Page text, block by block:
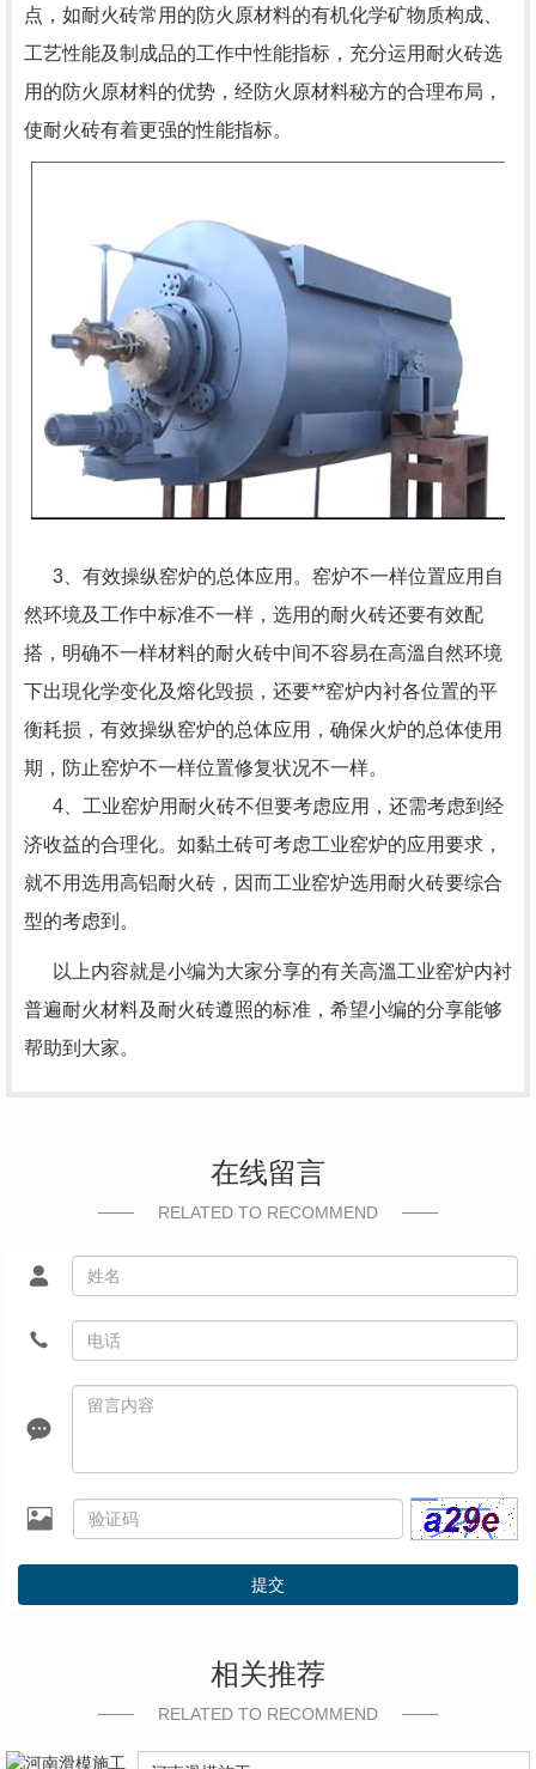
点，如耐火砖常用的防火原材料的有机化学矿物质构成、
工艺性能及制成品的工作中性能指标，充分运用耐火砖选
用的防火原材料的优势，经防火原材料秘方的合理布局，
使耐火砖有着更强的性能指标。
3、有效操纵窑炉的总体应用。窑炉不一样位置应用自
然环境及工作中标准不一样，选用的耐火砖还要有效配
搭，明确不一样材料的耐火砖中间不容易在高溫自然环境
下出現化学变化及熔化毁损，还要**窑炉内衬各位置的平
衡耗损，有效操纵窑炉的总体应用，确保火炉的总体使用
期，防止窑炉不一样位置修复状况不一样。
4、工业窑炉用耐火砖不但要考虑应用，还需考虑到经
济收益的合理化。如黏土砖可考虑工业窑炉的应用要求，
就不用选用高铝耐火砖，因而工业窑炉选用耐火砖要综合
型的考虑到。
以上内容就是小编为大家分享的有关高溫工业窑炉内衬
普遍耐火材料及耐火砖遵照的标准，希望小编的分享能够
帮助到大家。
在线留言
RELATED TO RECOMMEND
提交
相关推荐
RELATED TO RECOMMEND